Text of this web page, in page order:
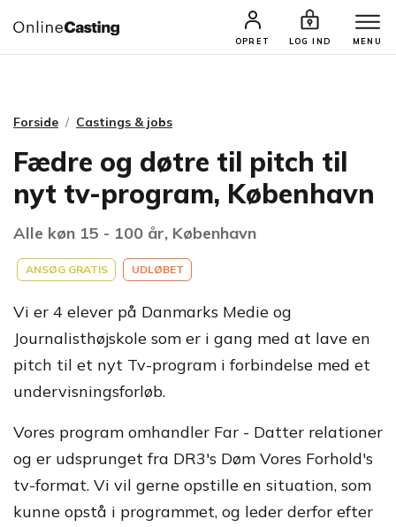
OPRET LOG IND MENU
CASTINGS & JOBS SØG PROFIL
Forside Castings & jobs
Fædre og døtre til pitch til
nyt tv-program, København
Alle køn 15 - 100 år, København
ANSØG GRATIS UDLØBET
Vi er 4 elever på Danmarks Medie og
Journalisthøjskole som er i gang med at lave en
pitch til et nyt Tv-program i forbindelse med et
undervisningsforløb.
Vores program omhandler Far - Datter relationer
og er udsprunget fra DR3's Døm Vores Forhold's
tv-format. Vi vil gerne opstille en situation, som
kunne opstå i programmet, og leder derfor efter